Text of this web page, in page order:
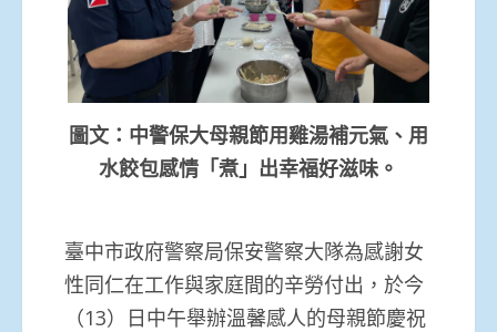
圖文：中警保大母親節用雞湯補元氣、用
水餃包感情「煮」出幸福好滋味。
臺中市政府警察局保安警察大隊為感謝女
性同仁在工作與家庭間的辛勞付出，於今
（13）日中午舉辦溫馨感人的母親節慶祝